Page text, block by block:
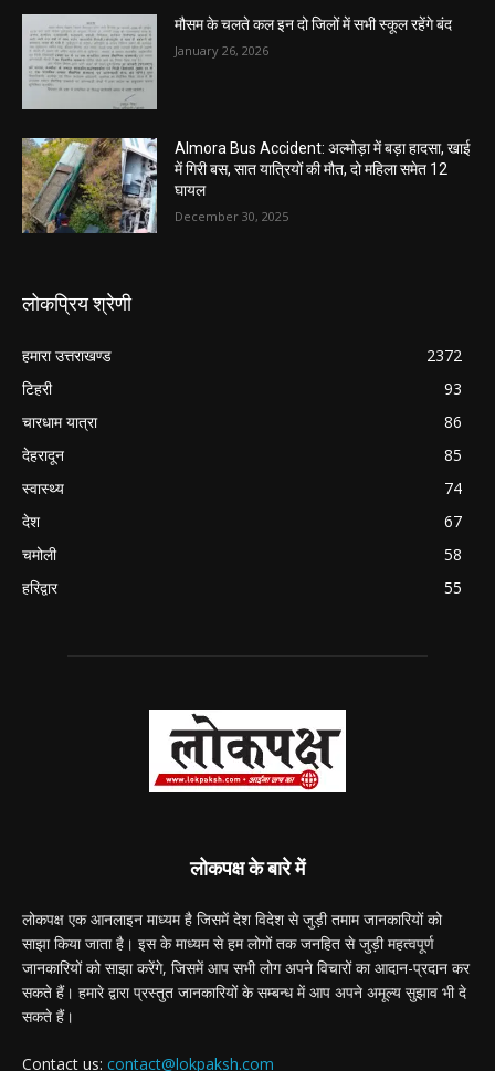
मौसम के चलते कल इन दो जिलों में सभी स्कूल रहेंगे बंद
January 26, 2026
Almora Bus Accident: अल्मोड़ा में बड़ा हादसा, खाई
में गिरी बस, सात यात्रियों की मौत, दो महिला समेत 12
घायल
December 30, 2025
लोकप्रिय श्रेणी
हमारा उत्तराखण्ड
2372
टिहरी
93
चारधाम यात्रा
86
देहरादून
85
स्वास्थ्य
74
देश
67
चमोली
58
हरिद्वार
55
लोकपक्ष के बारे में
लोकपक्ष एक आनलाइन माध्यम है जिसमें देश विदेश से जुड़ी तमाम जानकारियों को
साझा किया जाता है। इस के माध्यम से हम लोगों तक जनहित से जुड़ी महत्वपूर्ण
जानकारियों को साझा करेंगे, जिसमें आप सभी लोग अपने विचारों का आदान-प्रदान कर
सकते हैं। हमारे द्वारा प्रस्तुत जानकारियों के सम्बन्ध में आप अपने अमूल्य सुझाव भी दे
सकते हैं।
Contact us: contact@lokpaksh.com